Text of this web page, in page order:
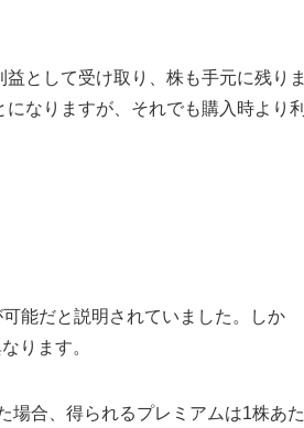
として受け取り、株も手元に残りま
なりますが、それでも購入時より利
可能だと説明されていました。しか
ります。
場合、得られるプレミアムは1株あた